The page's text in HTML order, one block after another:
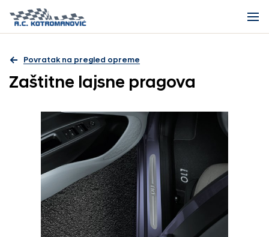
Povratak na pregled opreme
Zaštitne lajsne pragova